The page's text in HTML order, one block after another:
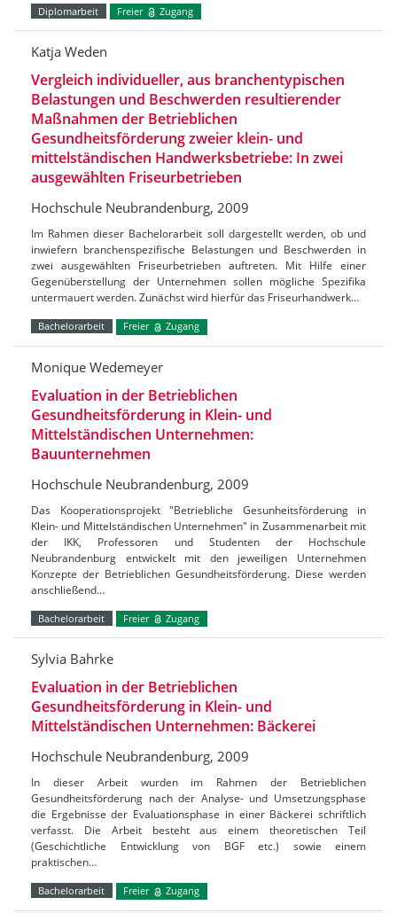
Diplomarbeit Freier Zugang
Katja Weden
Vergleich individueller, aus branchentypischen
Belastungen und Beschwerden resultierender
Maßnahmen der Betrieblichen
Gesundheitsförderung zweier klein- und
mittelständischen Handwerksbetriebe: In zwei
ausgewählten Friseurbetrieben
Hochschule Neubrandenburg, 2009
Im Rahmen dieser Bachelorarbeit soll dargestellt werden, ob und
inwiefern branchenspezifische Belastungen und Beschwerden in
zwei ausgewählten Friseurbetrieben auftreten. Mit Hilfe einer
Gegenüberstellung der Unternehmen sollen mögliche Spezifika
untermauert werden. Zunächst wird hierfür das Friseurhandwerk…
Bachelorarbeit Freier Zugang
Monique Wedemeyer
Evaluation in der Betrieblichen
Gesundheitsförderung in Klein- und
Mittelständischen Unternehmen:
Bauunternehmen
Hochschule Neubrandenburg, 2009
Das Kooperationsprojekt "Betriebliche Gesunheitsförderung in
Klein- und Mittelständischen Unternehmen" in Zusammenarbeit mit
der IKK, Professoren und Studenten der Hochschule
Neubrandenburg entwickelt mit den jeweiligen Unternehmen
Konzepte der Betrieblichen Gesundheitsförderung. Diese werden
anschließend…
Bachelorarbeit Freier Zugang
Sylvia Bahrke
Evaluation in der Betrieblichen
Gesundheitsförderung in Klein- und
Mittelständischen Unternehmen: Bäckerei
Hochschule Neubrandenburg, 2009
In dieser Arbeit wurden im Rahmen der Betrieblichen
Gesundheitsförderung nach der Analyse- und Umsetzungsphase
die Ergebnisse der Evaluationsphase in einer Bäckerei schriftlich
verfasst. Die Arbeit besteht aus einem theoretischen Teil
(Geschichtliche Entwicklung von BGF etc.) sowie einem
praktischen…
Bachelorarbeit Freier Zugang